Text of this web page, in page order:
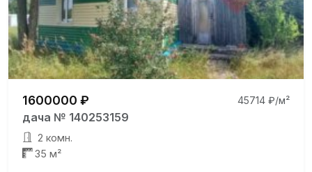
1600000 ₽ 45714 ₽/м²
дача № 140253159
2 комн.
35 м²